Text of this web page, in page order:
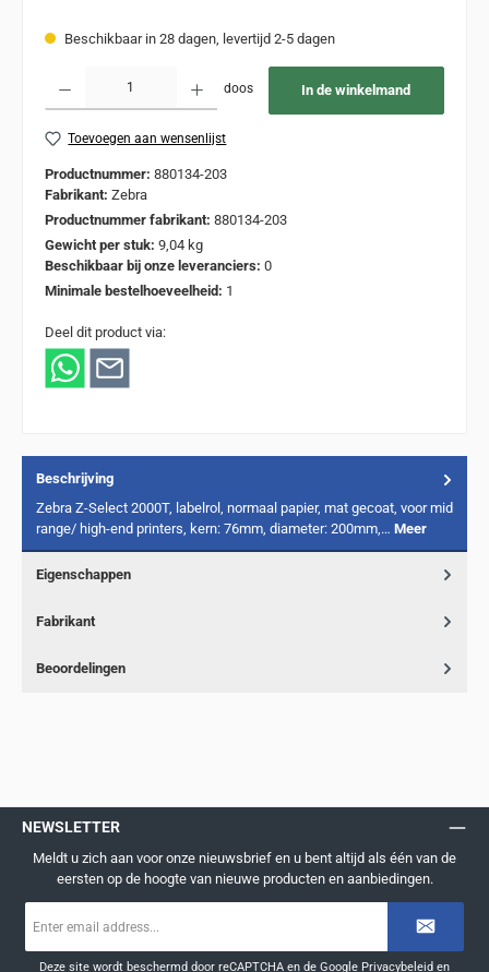
Beschikbaar in 28 dagen, levertijd 2-5 dagen
doos In de winkelmand
Toevoegen aan wensenlijst
Productnummer: 880134-203
Fabrikant: Zebra
Productnummer fabrikant: 880134-203
Gewicht per stuk: 9,04 kg
Beschikbaar bij onze leveranciers: 0
Minimale bestelhoeveelheid: 1
Deel dit product via:
Beschrijving
Zebra Z-Select 2000T, labelrol, normaal papier, mat gecoat, voor mid
range/ high-end printers, kern: 76mm, diameter: 200mm,… Meer
Eigenschappen
Fabrikant
Beoordelingen
NEWSLETTER
Meldt u zich aan voor onze nieuwsbrief en u bent altijd als één van de
eersten op de hoogte van nieuwe producten en aanbiedingen.
mailadres
Deze site wordt beschermd door reCAPTCHA en de Google Privacybeleid en